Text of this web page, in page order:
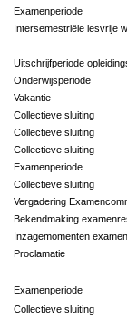
Examenperiode
Intersemestriële lesvrije
Uitschrijfperiode
Onderwijsperiode
Vakantie
Collectieve sluiting
Collectieve sluiting
Collectieve sluiting
Examenperiode
Collectieve sluiting
Vergadering
Bekendmaking
Inzagemomenten
Proclamatie
Examenperiode
Collectieve sluiting